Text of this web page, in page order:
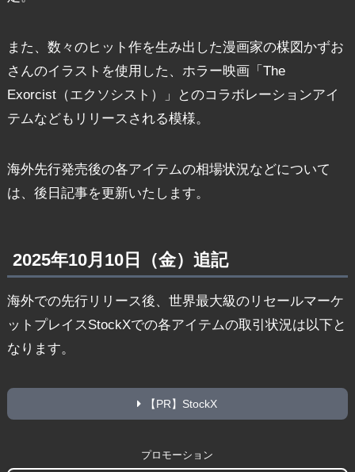
また、数々のヒット作を生み出した漫画家の楳図かずお
さんのイラストを使用した、ホラー映画「The
Exorcist（エクソシスト）」とのコラボレーションアイ
テムなどもリリースされる模様。
海外先行発売後の各アイテムの相場状況などについて
は、後日記事を更新いたします。
2025年10月10日（金）追記
海外での先行リリース後、世界最大級のリセールマーケ
ットプレイスStockXでの各アイテムの取引状況は以下と
なります。
【PR】StockX
プロモーション